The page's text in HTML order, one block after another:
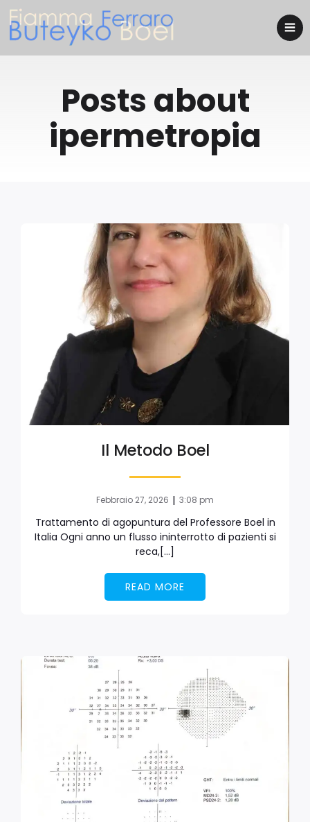
Posts about
ipermetropia
Il Metodo Boel
Febbraio 27, 2026 | 3:08 pm
Trattamento di agopuntura del Professore Boel in
Italia Ogni anno un flusso ininterrotto di pazienti si
reca,[…]
READ MORE